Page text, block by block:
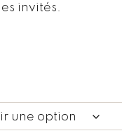
invités.